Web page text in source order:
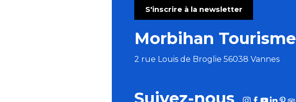
S'inscrire à la newsletter
Morbihan Tourisme
2 rue Louis de Broglie 56038 Vannes